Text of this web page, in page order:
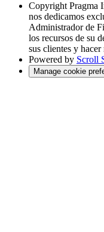
Copyright Pragma
nos dedicamos
Administrador de
los recursos de su
sus clientes y
Powered by Scroll
Manage cookie